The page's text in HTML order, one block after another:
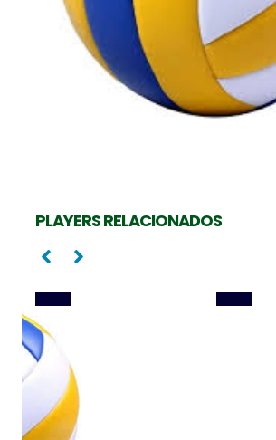
PLAYERS RELACIONADOS
GABRIEL COTRIM
Central